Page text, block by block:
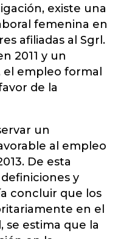
existe una
femenina en
afiliadas al Sgrl.
2011 y un
el empleo formal
de la
un
al empleo
De esta
y
concluir que los
en el
se estima que la